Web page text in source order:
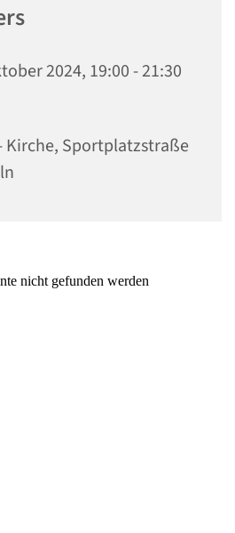
2024, 19:00 - 21:30
Kirche, Sportplatzstraße